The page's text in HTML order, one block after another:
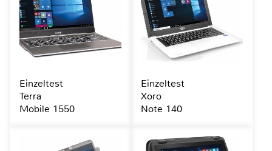
Einzeltest
Terra
Mobile 1550
Einzeltest
Xoro
Note 140